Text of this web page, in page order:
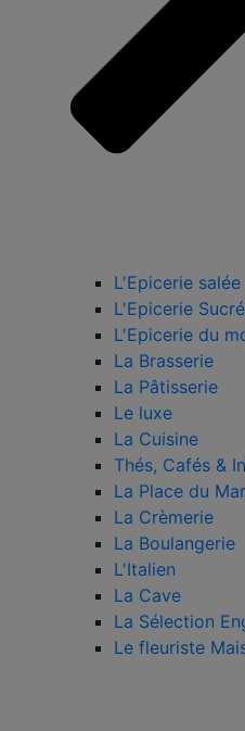
L'Epicerie salée
L'Epicerie
L'Epicerie du
La Brasserie
La Pâtisserie
Le luxe
La Cuisine
Thés, Cafés &
La Place du
La Crèmerie
La Boulangerie
L'Italien
La Cave
La Sélection
Le fleuriste